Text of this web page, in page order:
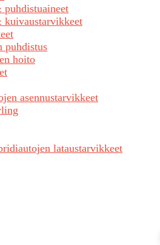
puhdistuaineet
kuivaustarvikkeet
puhdistus
hoito
asennustarvikkeet
lataustarvikkeet